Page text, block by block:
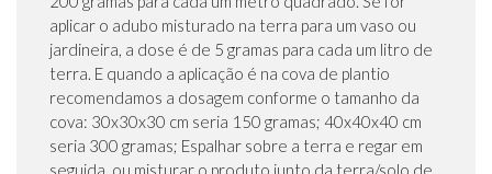
aplicar o adubo misturado na terra para um vaso ou
jardineira, a dose é de 5 gramas para cada um litro de
terra. E quando a aplicação é na cova de plantio
recomendamos a dosagem conforme o tamanho da
cova: 30x30x30 cm seria 150 gramas; 40x40x40 cm
seria 300 gramas; Espalhar sobre a terra e regar em
seguida, ou misturar o produto junto da terra/solo de